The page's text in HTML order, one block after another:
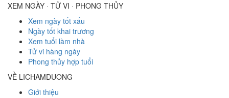
XEM NGÀY · TỬ VI · PHONG THỦY
Xem ngày tốt xấu
Ngày tốt khai trương
Xem tuổi làm nhà
Tử vi hàng ngày
Phong thủy hợp tuổi
VỀ LICHAMDUONG
Giới thiệu